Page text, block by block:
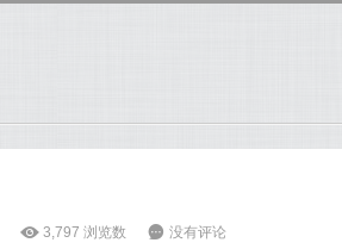
ė 3,797 浏览数 6 没有评论